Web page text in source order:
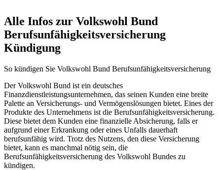
Alle Infos zur Volkswohl Bund
Berufsunfähigkeitsversicherung
Kündigung
So kündigen Sie Volkswohl Bund Berufsunfähigkeitsversicherung
Der Volkswohl Bund ist ein deutsches
Finanzdienstleistungsunternehmen, das seinen Kunden eine breite
Palette an Versicherungs- und Vermögenslösungen bietet. Eines der
Produkte des Unternehmens ist die Berufsunfähigkeitsversicherung.
Diese bietet dem Kunden eine finanzielle Absicherung, falls er
aufgrund einer Erkrankung oder eines Unfalls dauerhaft
berufsunfähig wird. Trotz des Nutzens, den diese Versicherung
bietet, kann es manchmal nötig sein, die
Berufsunfähigkeitsversicherung des Volkswohl Bundes zu
kündigen.